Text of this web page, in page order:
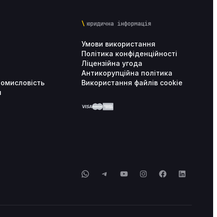
юридична інформація
Умови використання
Політика конфіденційності
Ліцензійна угода
Антикорупційна політика
Використання файлів cookie
WhatsApp
TelegramYouTubeInstagram
FacebookLinkedIn